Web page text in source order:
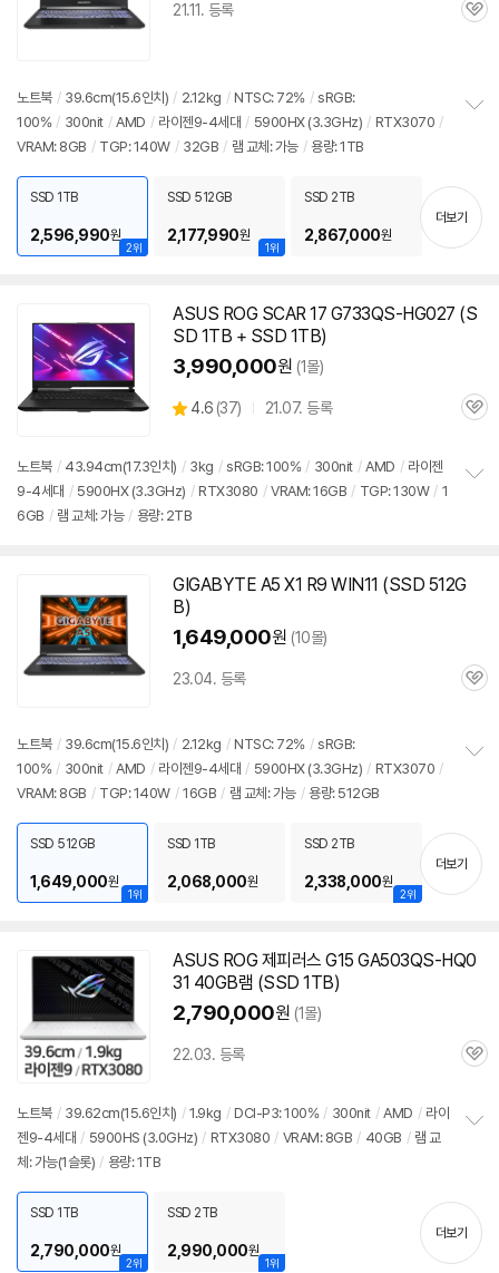
21.11. 등록
관
노트북 / 39.6cm(15.6인치) / 2.12kg / NTSC: 72% / sRGB:
100% / 300nit / AMD / 라이젠9-4세대 / 5900HX (3.3GHz) / RTX3070 /
VRAM: 8GB / TGP: 140W / 32GB / 램 교체: 가능 / 용량: 1TB
기
2위
SSD 1TB
2,596,990원
1위
SSD 512GB
2,177,990원
SSD 2TB
2,867,000원
더보기
ASUS ROG SCAR 17 G733QS-HG027 (S
SD 1TB + SSD 1TB)
3,990,000원 (1몰)
별
4.6 (상
37) 21.07. 등록
관
노트북 / 43.94cm(17.3인치) / 3kg / sRGB: 100% / 300nit / AMD / 라이젠
9-4세대 / 5900HX (3.3GHz) / RTX3080 / VRAM: 16GB / TGP: 130W / 1
6GB / 램 교체: 가능 / 용량: 2TB
GIGABYTE A5 X1 R9 WIN11 (SSD 512G
B)
1,649,000원 (10몰)
23.04. 등록
관
노트북 / 39.6cm(15.6인치) / 2.12kg / NTSC: 72% / sRGB:
100% / 300nit / AMD / 라이젠9-4세대 / 5900HX (3.3GHz) / RTX3070 /
VRAM: 8GB / TGP: 140W / 16GB / 램 교체: 가능 / 용량: 512GB
기
1위
SSD 512GB
1,649,000원
SSD 1TB
2,068,000원
2위
SSD 2TB
2,338,000원
더보기
ASUS ROG 제피러스 G15 GA503QS-HQ0
31 40GB램 (SSD 1TB)
2,790,000원 (1몰)
22.03. 등록
관
노트북 / 39.62cm(15.6인치) / 1.9kg / DCI-P3: 100% / 300nit / AMD / 라이
젠9-4세대 / 5900HS (3.0GHz) / RTX3080 / VRAM: 8GB / 40GB / 램 교
체: 가능(1슬롯) / 용량: 1TB
기
2위
SSD 1TB
2,790,000원
1위
SSD 2TB
2,990,000원
더보기